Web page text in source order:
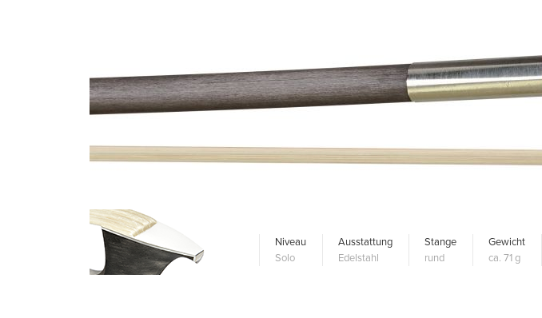
Niveau
Solo
Ausstattung
Edelstahl
Stange
rund
Gewicht
ca. 71 g